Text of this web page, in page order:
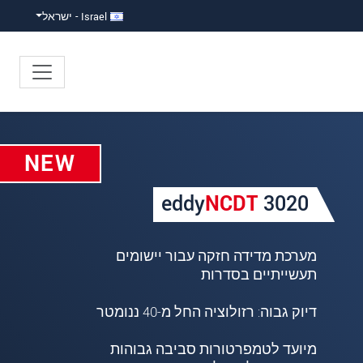
Israel - ישראל
NEW
eddyNCDT 3020
מערכת מדידה חזקה עבור יישומים
תעשייתיים בסדרות
דיוק גבוה: רזולוציה החל מ-40 ננומטר
מיועד לטמפרטורות סביבה גבוהות